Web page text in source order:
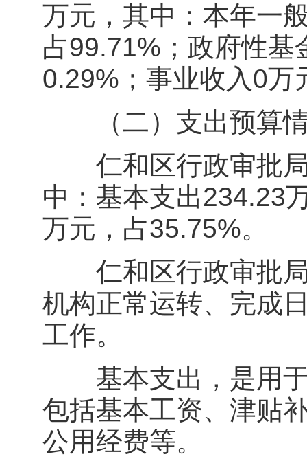
万元，其中：本年一
占99.71%；政府性基
0.29%；事业收入0万
（二）支出预算
仁和区行政审批局
中：基本支出234.23
万元，占35.75%。
仁和区行政审批局
机构正常运转、完成
工作。
基本支出，是用于
包括基本工资、津贴
公用经费等。